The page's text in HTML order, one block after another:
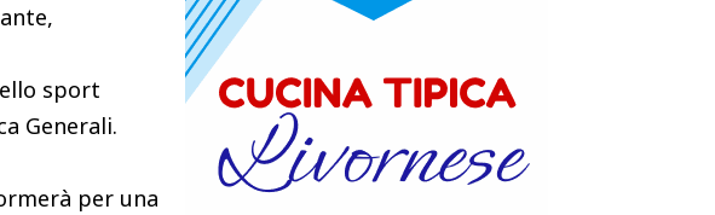
sport
Generali.
per una